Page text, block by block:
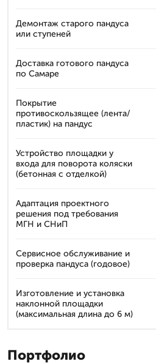
Демонтаж старого пандуса
или ступеней
Доставка готового пандуса
по Самаре
Покрытие
противоскользящее (лента/
пластик) на пандус
Устройство площадки у
входа для поворота коляски
(бетонная с отделкой)
Адаптация проектного
решения под требования
МГН и СНиП
Сервисное обслуживание и
проверка пандуса (годовое)
Изготовление и установка
наклонной площадки
(максимальная длина до 6 м)
Портфолио